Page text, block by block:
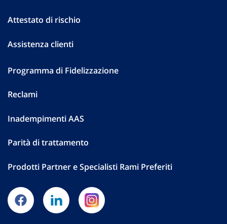
Attestato di rischio
Assistenza clienti
Programma di Fidelizzazione
Reclami
Inadempimenti AAS
Parità di trattamento
Prodotti Partner e Specialisti Rami Preferiti